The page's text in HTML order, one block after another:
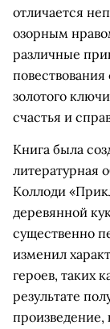
отличается
озорным
различные
золотого
счастья и
Книга была
литературная
Коллоди
деревянной
существенно
изменил
героев, таких
результате
произведение,